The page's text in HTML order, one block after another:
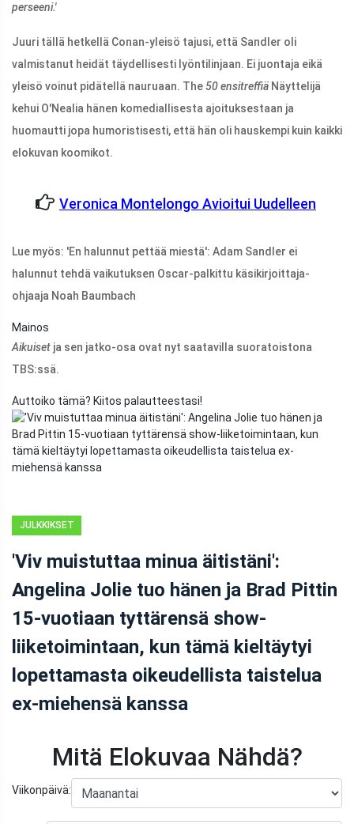
perseeni.'
Juuri tällä hetkellä Conan-yleisö tajusi, että Sandler oli
valmistanut heidät täydellisesti lyöntilinjaan. Ei juontaja eikä
yleisö voinut pidätellä nauruaan. The50 ensitreffiä Näyttelijä
kehui O'Nealia hänen komediallisesta ajoituksestaan ​​ja
huomautti jopa humoristisesti, että hän oli hauskempi kuin kaikki
elokuvan koomikot.
Veronica Montelongo Avioitui Uudelleen
Lue myös: 'En halunnut pettää miestä': Adam Sandler ei
halunnut tehdä vaikutuksen Oscar-palkittu käsikirjoittaja-
ohjaaja Noah Baumbach
Mainos
Aikuiset ja sen jatko-osa ovat nyt saatavilla suoratoistona
TBS:ssä.
Auttoiko tämä? Kiitos palautteestasi!
JULKKIKSET
'Viv muistuttaa minua äitistäni':
Angelina Jolie tuo hänen ja Brad Pittin
15-vuotiaan tyttärensä show-
liiketoimintaan, kun tämä kieltäytyi
lopettamasta oikeudellista taistelua
ex-miehensä kanssa
Mitä Elokuvaa Nähdä?
Viikonpäivä: